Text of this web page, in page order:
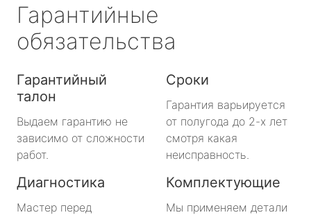
Гарантийные
обязательства
Гарантийный
талон
Выдаем гарантию не
зависимо от сложности
работ.
Сроки
Гарантия варьируется
от полугода до 2-х лет
смотря какая
неисправность.
Диагностика
Мастер перед
Комплектующие
Мы применяем детали